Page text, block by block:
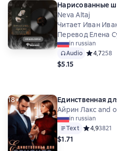
Нарисованные
Neva Altaj
Читает Иван
Перевод Елена
in russian
Audio Средний
4,7258
$5.15
18+
Единственная
Айрин Лакс and
in russian
Text Средний
4,93821
$1.71